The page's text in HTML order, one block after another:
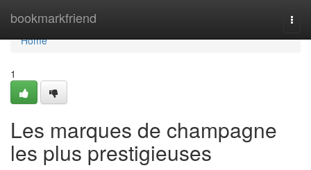
bookmarkfriend
Home
Home
1
Les marques de champagne
les plus prestigieuses